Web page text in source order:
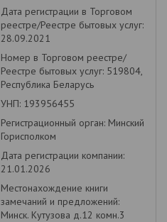
Дата регистрации в Торговом
реестре/Реестре бытовых услуг:
28.09.2021
Номер в Торговом реестре/
Реестре бытовых услуг: 519804,
Республика Беларусь
УНП: 193956455
Регистрационный орган: Минский
Горисполком
Дата регистрации компании:
21.01.2026
Местонахождение книги
замечаний и предложений:
Минск. Кутузова д.12 комн.3